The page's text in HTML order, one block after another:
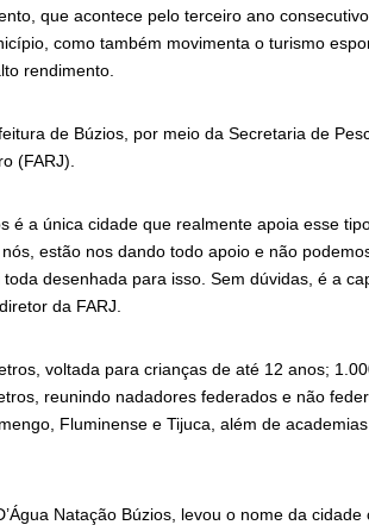
que acontece pelo terceiro ano
como também movimenta o turismo
rendimento.
de Búzios, por meio da Secretaria de
(FARJ).
é a única cidade que realmente apoia esse
estão nos dando todo apoio e não
desenhada para isso. Sem dúvidas, é a
da FARJ.
voltada para crianças de até 12 anos;
reunindo nadadores federados e não
Fluminense e Tijuca, além de
Natação Búzios, levou o nome da cidade